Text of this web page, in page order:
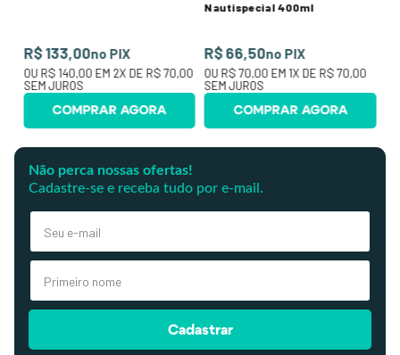
R$ 133,00no PIX
OU R$ 140,00 EM 2X DE R$ 70,00
SEM JUROS
COMPRAR AGORA
Nautispecial 400ml
R$ 66,50no PIX
OU R$ 70,00 EM1X DE R$ 70,00
SEM JUROS
COMPRAR AGORA
Não perca nossas ofertas!
Cadastre-se e receba tudo por e-mail.
Cadastrar